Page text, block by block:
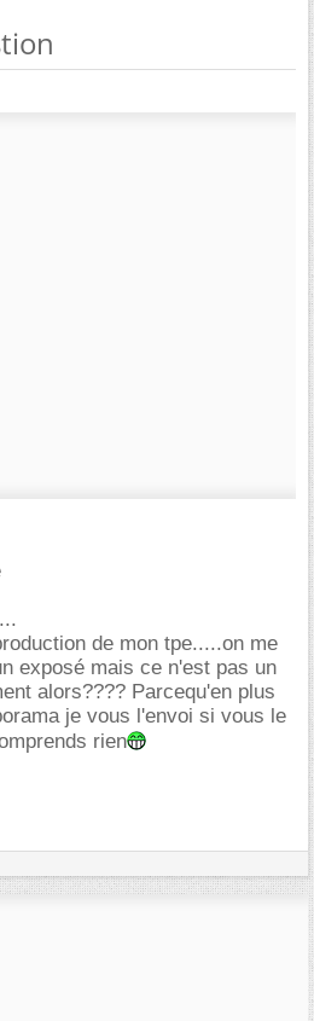
de mon tpe.....on me
exposé mais ce n'est pas un
alors???? Parcequ'en plus
je vous l'envoi si vous le
rien